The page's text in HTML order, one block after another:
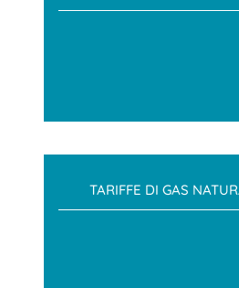
TARIFFE DI GAS